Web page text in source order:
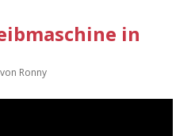
in
von Ronny